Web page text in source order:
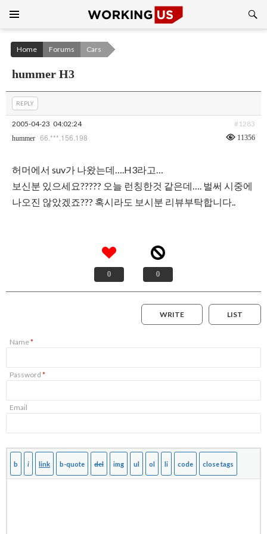
CONTENT
Home Forums Cars
hummer H3
REPLY
2005-04-23 04:02:24 #1283
hummer 66.***.156.198 11356
허머에서 suv가 나왔는데….H3라고…
보신분 있으세요????? 오늘 런칭한것 같은데…. 벌써 시중에
나오진 않았겠죠??? 혹시라도 보시분 리뷰부탁합니다..
0 0
LIST
WRITE
Name*
Password *
Email